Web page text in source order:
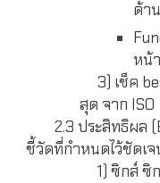
ด้า
หน้
3) เช็ค
สุด จาก ISO
2.3 ประสิทธิผล
ชี้วัดที่กำหนดไว้ชัดเ
1) ซิกส์ ซิ